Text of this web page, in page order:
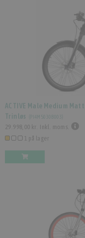
ACTIVE Male Medium
Trinløs
PI4M5030B003
29.998,00 kr.
Inkl. moms.
1 på lager